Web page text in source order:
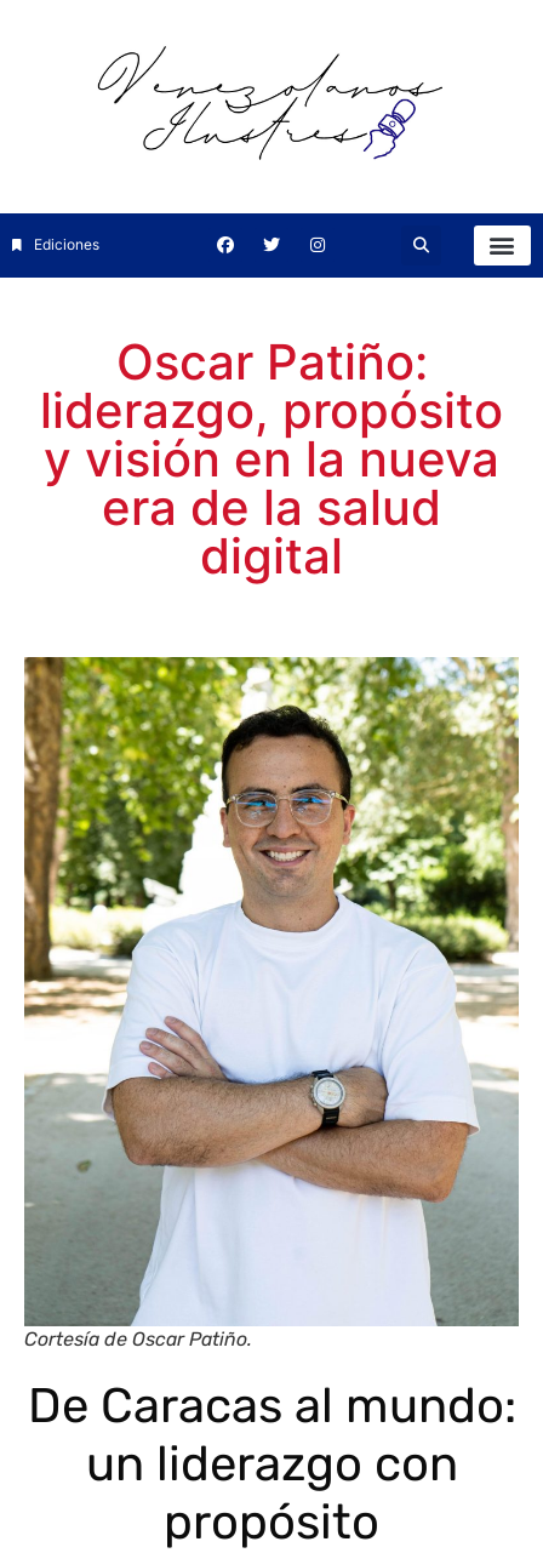
Ediciones
Oscar Patiño:
liderazgo, propósito
y visión en la nueva
era de la salud
digital
Cortesía de Oscar Patiño.
De Caracas al mundo:
un liderazgo con
propósito